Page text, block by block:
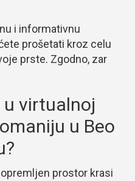
i informativnu
prošetati kroz celu
prste. Zgodno, zar
u virtualnoj
u Beo
prostor krasi